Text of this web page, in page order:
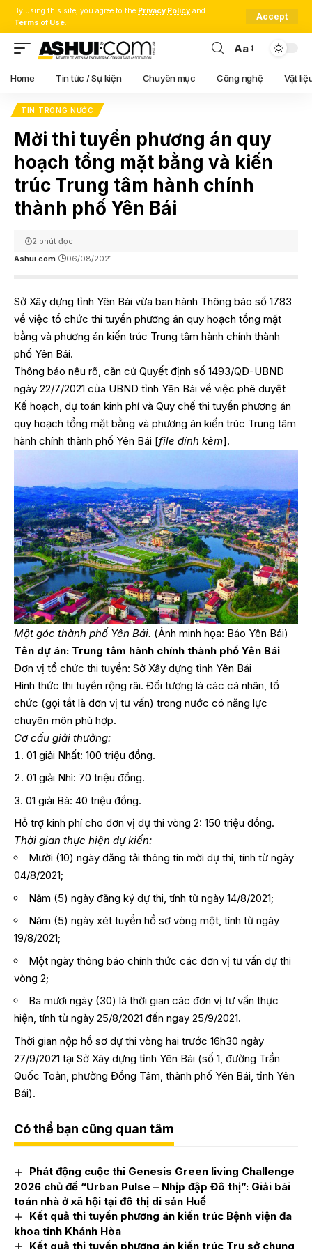
By using this site, you agree to the Privacy Policy and
Terms of Use.
Accept
Font
Resizer
Aa
Home Tin tức / Sự kiện Chuyên mục Công nghệ Vật
TIN TRONG NƯỚC
Mời thi tuyển phương án quy
hoạch tổng mặt bằng và kiến
trúc Trung tâm hành chính
thành phố Yên Bái
Ashui.com 06/08/2021
2 phút đọc
Sở Xây dựng tỉnh Yên Bái vừa ban hành Thông báo số 1783
về việc tổ chức thi tuyển phương án quy hoạch tổng mặt
bằng và phương án kiến trúc Trung tâm hành chính thành
phố Yên Bái.
Thông báo nêu rõ, căn cứ Quyết định số 1493/QĐ-UBND
ngày 22/7/2021 của UBND tỉnh Yên Bái về việc phê duyệt
Kế hoạch, dự toán kinh phí và Quy chế thi tuyển phương án
quy hoạch tổng mặt bằng và phương án kiến trúc Trung tâm
hành chính thành phố Yên Bái [file đính kèm].
Một góc thành phố Yên Bái. (Ảnh minh họa: Báo Yên Bái)
Tên dự án: Trung tâm hành chính thành phổ Yên Bái
Đơn vị tổ chức thi tuyển: Sở Xây dựng tỉnh Yên Bái
Hình thức thi tuyển rộng rãi. Đối tượng là các cá nhân, tổ
chức (gọi tắt là đơn vị tư vấn) trong nước có năng lực
chuyên môn phù hợp.
Cơ cấu giải thưởng:
01 giải Nhất: 100 triệu đồng.
01 giải Nhì: 70 triệu đồng.
01 giải Bà: 40 triệu đồng.
Hỗ trợ kinh phí cho đơn vị dự thi vòng 2: 150 triệu đồng.
Thời gian thực hiện dự kiến:
Mười (10) ngày đăng tải thông tin mời dự thi, tính từ ngày
04/8/2021;
Năm (5) ngày đăng ký dự thi, tính từ ngày 14/8/2021;
Năm (5) ngày xét tuyển hồ sơ vòng một, tính từ ngày
19/8/2021;
Một ngày thông báo chính thức các đơn vị tư vấn dự thi
vòng 2;
Ba mươi ngày (30) là thời gian các đơn vị tư vấn thực
hiện, tính từ ngày 25/8/2021 đến ngay 25/9/2021.
Thời gian nộp hồ sơ dự thi vòng hai trước 16h30 ngày
27/9/2021 tại Sở Xây dựng tỉnh Yên Bái (số 1, đường Trần
Quốc Toản, phường Đồng Tâm, thành phố Yên Bái, tỉnh Yên
Bái).
Có thể bạn cũng quan tâm
Phát động cuộc thi Genesis Green living Challenge
2026 chủ đề “Urban Pulse – Nhịp đập Đô thị”: Giải bài
toán nhà ở xã hội tại đô thị di sản Huế
Kết quả thi tuyển phương án kiến trúc Bệnh viện đa
khoa tỉnh Khánh Hòa
Kết quả thi tuyển phương án kiến trúc Trụ sở chung